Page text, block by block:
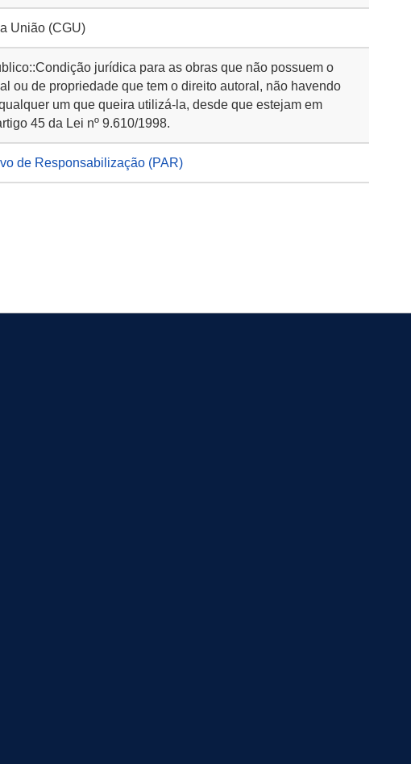
União (CGU)
jurídica para as obras que não possuem o
ou de propriedade que tem o direito autoral, não havendo
um que queira utilizá-la, desde que estejam em
45 da Lei nº 9.610/1998.
de Responsabilização (PAR)